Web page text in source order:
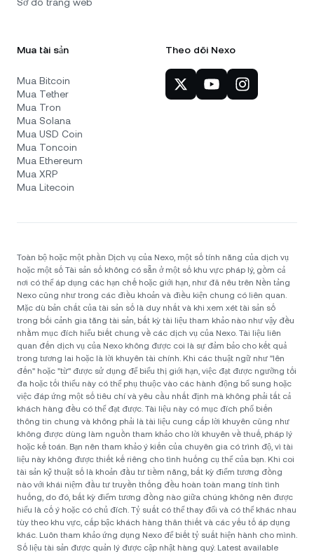
Mua tài sản
Mua Bitcoin
Mua Tether
Mua Tron
Mua Solana
Mua USD Coin
Mua Toncoin
Mua Ethereum
Mua XRP
Mua Litecoin
Theo dõi Nexo
Toàn bộ hoặc một phần Dịch vụ của Nexo, một số tính năng của dịch vụ
hoặc một số Tài sản số không có sẵn ở một số khu vực pháp lý, gồm cả
nơi có thể áp dụng các hạn chế hoặc giới hạn, như đã nêu trên Nền tảng
Nexo cũng như trong các điều khoản và điều kiện chung có liên quan.
Mặc dù bản chất của tài sản số là duy nhất và khi xem xét tài sản số
trong bối cảnh gia tăng tài sản, bất kỳ tài liệu tham khảo nào như vậy đều
nhằm mục đích hiểu biết chung về các dịch vụ của Nexo. Tài liệu liên
quan đến dịch vụ của Nexo không được coi là sự đảm bảo cho kết quả
trong tương lai hoặc là lời khuyên tài chính. Khi các thuật ngữ như "lên
đến" hoặc "từ" được sử dụng để biểu thị giới hạn, việc đạt được ngưỡng tối
đa hoặc tối thiểu này có thể phụ thuộc vào các hành động bổ sung hoặc
việc đáp ứng một số tiêu chí và yêu cầu nhất định mà không phải tất cả
khách hàng đều có thể đạt được. Tài liệu này có mục đích phổ biến
thông tin chung và không phải là tài liệu cung cấp lời khuyên cũng như
không được dùng làm nguồn tham khảo cho lời khuyên về thuế, pháp lý
hoặc kế toán. Bạn nên tham khảo ý kiến của chuyên gia có trình độ, vì tài
liệu này không được thiết kế riêng cho tình huống cụ thể của bạn. Khi coi
tài sản kỹ thuật số là khoản đầu tư tiềm năng, bất kỳ điểm tương đồng
nào với khái niệm đầu tư truyền thống đều hoàn toàn mang tính tình
huống, do đó, bất kỳ điểm tương đồng nào giữa chúng không nên được
hiểu là cố ý hoặc có chủ đích. Tỷ suất có thể thay đổi và có thể khác nhau
tùy theo khu vực, cấp bậc khách hàng thân thiết và các yếu tố áp dụng
khác. Luôn tham khảo ứng dụng Nexo để biết tỷ suất hiện hành cho mình.
Số liệu tài sản được quản lý được cập nhật hàng quý. Latest available